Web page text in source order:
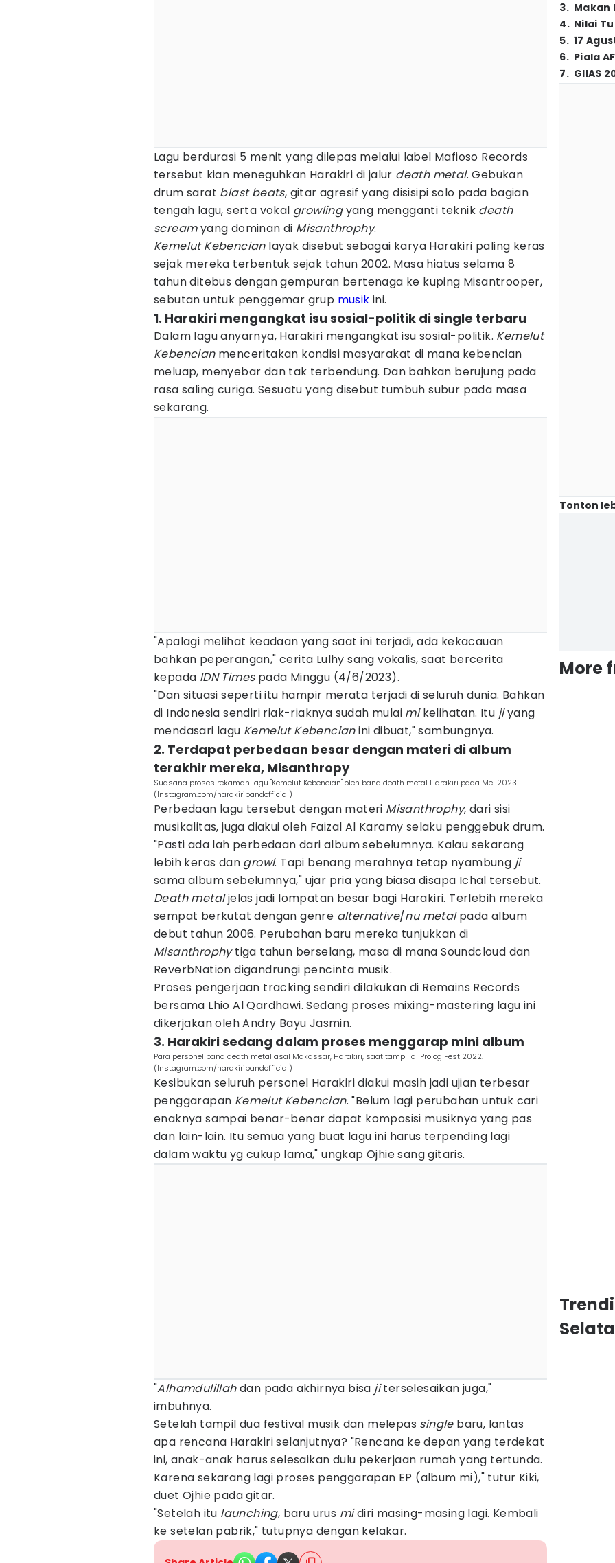
Lagu berdurasi 5 menit yang dilepas melalui label Mafioso Records
tersebut kian meneguhkan Harakiri di jalur death metal. Gebukan
drum sarat blast beats, gitar agresif yang disisipi solo pada bagian
tengah lagu, serta vokal growlingyang mengganti teknik death
screamyang dominan di Misanthrophy.
Kemelut Kebencianlayak disebut sebagai karya Harakiri paling keras
sejak mereka terbentuk sejak tahun 2002. Masa hiatus selama 8
tahun ditebus dengan gempuran bertenaga ke kuping Misantrooper,
sebutan untuk penggemar grup musik ini.
1. Harakiri mengangkat isu sosial-politik di single terbaru
Dalam lagu anyarnya, Harakiri mengangkat isu sosial-politik. Kemelut
Kebencianmenceritakan kondisi masyarakat di mana kebencian
meluap, menyebar dan tak terbendung. Dan bahkan berujung pada
rasa saling curiga. Sesuatu yang disebut tumbuh subur pada masa
sekarang.
"Apalagi melihat keadaan yang saat ini terjadi, ada kekacauan
bahkan peperangan," cerita Lulhy sang vokalis, saat bercerita
kepada IDN Timespada Minggu (4/6/2023).
"Dan situasi seperti itu hampir merata terjadi di seluruh dunia. Bahkan
di Indonesia sendiri riak-riaknya sudah mulai mikelihatan. Itu jiyang
mendasari lagu Kemelut Kebencianini dibuat," sambungnya.
2. Terdapat perbedaan besar dengan materi di album
terakhir mereka, Misanthropy
Suasana proses rekaman lagu "Kemelut Kebencian" oleh band death metal Harakiri pada Mei 2023.
(Instagram.com/harakiribandofficial)
Perbedaan lagu tersebut dengan materi Misanthrophy, dari sisi
musikalitas, juga diakui oleh Faizal Al Karamy selaku penggebuk drum.
"Pasti ada lah perbedaan dari album sebelumnya. Kalau sekarang
lebih keras dan growl. Tapi benang merahnya tetap nyambung ji
sama album sebelumnya," ujar pria yang biasa disapa Ichal tersebut.
Death metaljelas jadi lompatan besar bagi Harakiri. Terlebih mereka
sempat berkutat dengan genre alternative/nu metalpada album
debut tahun 2006. Perubahan baru mereka tunjukkan di
Misanthrophytiga tahun berselang, masa di mana Soundcloud dan
ReverbNation digandrungi pencinta musik.
Proses pengerjaan tracking sendiri dilakukan di Remains Records
bersama Lhio Al Qardhawi. Sedang proses mixing-mastering lagu ini
dikerjakan oleh Andry Bayu Jasmin.
3. Harakiri sedang dalam proses menggarap mini album
Para personel band death metal asal Makassar, Harakiri, saat tampil di Prolog Fest 2022.
(Instagram.com/harakiribandofficial)
Kesibukan seluruh personel Harakiri diakui masih jadi ujian terbesar
penggarapan Kemelut Kebencian. "Belum lagi perubahan untuk cari
enaknya sampai benar-benar dapat komposisi musiknya yang pas
dan lain-lain. Itu semua yang buat lagu ini harus terpending lagi
dalam waktu yg cukup lama," ungkap Ojhie sang gitaris.
"Alhamdulillahdan pada akhirnya bisa jiterselesaikan juga,"
imbuhnya.
Setelah tampil dua festival musik dan melepas singlebaru, lantas
apa rencana Harakiri selanjutnya? "Rencana ke depan yang terdekat
ini, anak-anak harus selesaikan dulu pekerjaan rumah yang tertunda.
Karena sekarang lagi proses penggarapan EP (album mi)," tutur Kiki,
duet Ojhie pada gitar.
"Setelah itu launching, baru urus midiri masing-masing lagi. Kembali
ke setelan pabrik," tutupnya dengan kelakar.
3. Makan
4. Nilai
5. 17
6. Piala
7. GIIAS
Tonton
More